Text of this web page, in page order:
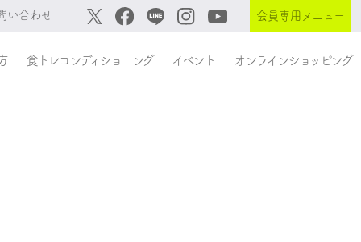
い合わせ 会員専用メニュー
食トレコンディショニング イベント オンラインショッピング